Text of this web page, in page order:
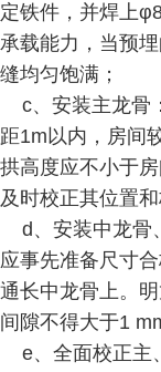
定铁件，并焊上
承载能力，当预
缝均匀饱满；
c、安装主龙骨
距1m以内，房间
拱高度应不小于
及时校正其位置和
d、安装中龙骨
应事先准备尺寸
通长中龙骨上。
间隙不得大于1
e、全面校正主